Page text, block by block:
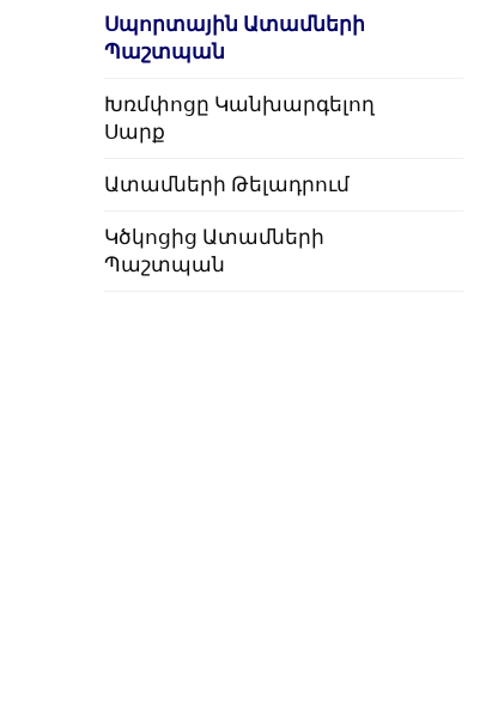
Սպորտային Ատամների
Պաշտպան
Խռմփոցը Կանխարգելող
Սարք
Ատամների Թելադրում
Կծկոցից Ատամների
Պաշտպան